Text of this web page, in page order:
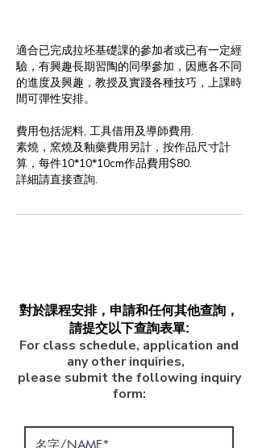
適合已完成拉坯基礎課的參加者或已有一定經
驗，有興趣長期習陶的同學參加，因應各不同
的進度及興趣，教授及實踐各種技巧，上課時
間可彈性安排。
費用包括泥料, 工具借用及導師費用.
素燒，窯燒及釉藥費用另計，按作品尺寸計
算，每件10*10*10cm作品費用$80.
詳細請直接查詢.
對於課程安排，申請和任何其他查詢，
請提交以下查詢表單:
For class schedule, application and
any other inquiries,
please submit the following inquiry
form: